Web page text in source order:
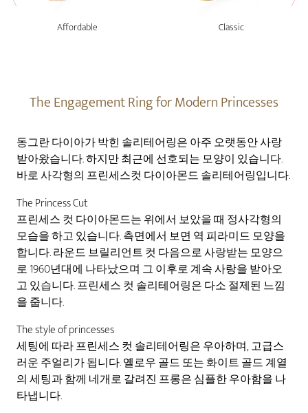
Affordable Classic
The Engagement Ring for Modern Princesses
동그란 다이아가 박힌 솔리테어링은 아주 오랫동안 사랑
받아왔습니다. 하지만 최근에 선호되는 모양이 있습니다.
바로 사각형의 프린세스컷 다이아몬드 솔리테어링입니다.
The Princess Cut
프린세스 컷 다이아몬드는 위에서 보았을 때 정사각형의
모습을 하고 있습니다. 측면에서 보면 역 피라미드 모양을
합니다. 라운드 브릴리언트 컷 다음으로 사랑받는 모양으
로 1960년대에 나타났으며 그 이후로 계속 사랑을 받아오
고 있습니다. 프린세스 컷 솔리테어링은 다소 절제된 느낌
을 줍니다.
The style of princesses
세팅에 따라 프린세스 컷 솔리테어링은 우아하며, 고급스
러운 주얼리가 됩니다. 옐로우 골드 또는 화이트 골드 계열
의 세팅과 함께 네개로 갈려진 프롱은 심플한 우아함을 나
타냅니다.